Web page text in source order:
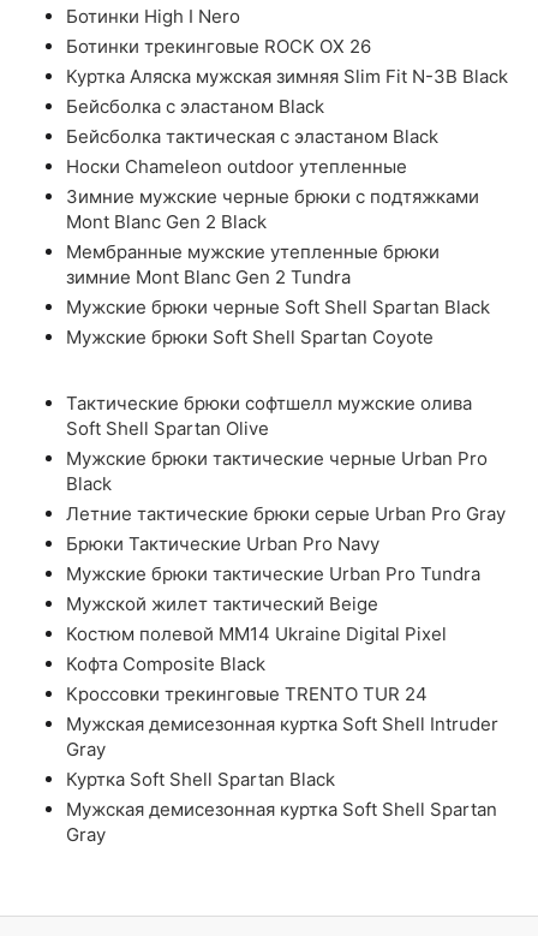
Ботинки High I Nero
Ботинки трекинговые ROCK OX 26
Куртка Аляска мужская зимняя Slim Fit N-3B Black
Бейсболка с эластаном Black
Бейсболка тактическая с эластаном Black
Носки Chameleon outdoor утепленные
Зимние мужские черные брюки с подтяжками
Mont Blanc Gen 2 Black
Мембранные мужские утепленные брюки
зимние Mont Blanc Gen 2 Tundra
Мужские брюки черные Soft Shell Spartan Black
Мужские брюки Soft Shell Spartan Coyote
Тактические брюки софтшелл мужские олива
Soft Shell Spartan Olive
Мужские брюки тактические черные Urban Pro
Black
Летние тактические брюки серые Urban Pro Gray
Брюки Тактические Urban Pro Navy
Мужские брюки тактические Urban Pro Tundra
Мужской жилет тактический Beige
Костюм полевой ММ14 Ukraine Digital Pixel
Кофта Composite Black
Кроссовки трекинговые TRENTO TUR 24
Мужская демисезонная куртка Soft Shell Intruder
Gray
Куртка Soft Shell Spartan Black
Мужская демисезонная куртка Soft Shell Spartan
Gray